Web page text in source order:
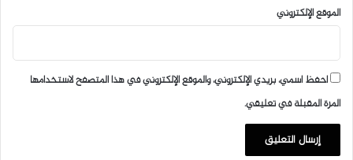
الموقع الإلكتروني
احفظ اسمي، بريدي الإلكتروني، والموقع الإلكتروني في هذا المتصفح لاستخدامها
المرة المقبلة في تعليقي.